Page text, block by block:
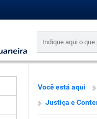
Você está aqui
Justiça e